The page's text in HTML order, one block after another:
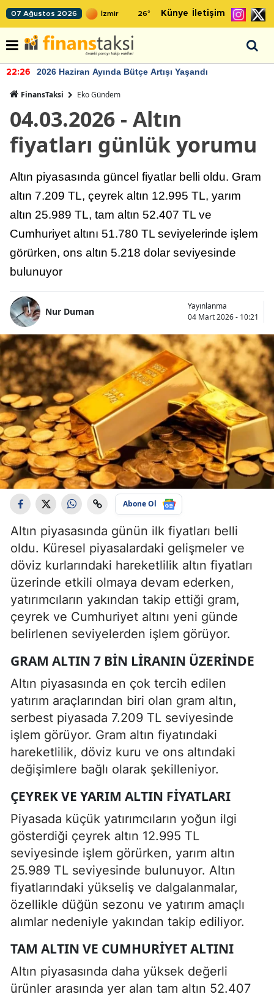
07 Ağustos 2026 26° Künye İletişim
22:26 2026 Haziran Ayında Bütçe Artışı Yaşandı
FinansTaksi Eko Gündem
04.03.2026 - Altın
fiyatları günlük yorumu
Altın piyasasında güncel fiyatlar belli oldu. Gram
altın 7.209 TL, çeyrek altın 12.995 TL, yarım
altın 25.989 TL, tam altın 52.407 TL ve
Cumhuriyet altını 51.780 TL seviyelerinde işlem
görürken, ons altın 5.218 dolar seviyesinde
bulunuyor
Nur Duman
Yayınlanma
04 Mart 2026 - 10:21
Abone Ol
Altın piyasasında günün ilk fiyatları belli
oldu. Küresel piyasalardaki gelişmeler ve
döviz kurlarındaki hareketlilik altın fiyatları
üzerinde etkili olmaya devam ederken,
yatırımcıların yakından takip ettiği gram,
çeyrek ve Cumhuriyet altını yeni günde
belirlenen seviyelerden işlem görüyor.
GRAM ALTIN 7 BIN LIRANIN ÜZERINDE
Altın piyasasında en çok tercih edilen
yatırım araçlarından biri olan gram altın,
serbest piyasada 7.209 TL seviyesinde
işlem görüyor. Gram altın fiyatındaki
hareketlilik, döviz kuru ve ons altındaki
değişimlere bağlı olarak şekilleniyor.
ÇEYREK VE YARIM ALTIN FIYATLARI
Piyasada küçük yatırımcıların yoğun ilgi
gösterdiği çeyrek altın 12.995 TL
seviyesinde işlem görürken, yarım altın
25.989 TL seviyesinde bulunuyor. Altın
fiyatlarındaki yükseliş ve dalgalanmalar,
özellikle düğün sezonu ve yatırım amaçlı
alımlar nedeniyle yakından takip ediliyor.
TAM ALTIN VE CUMHURIYET ALTINI
Altın piyasasında daha yüksek değerli
ürünler arasında yer alan tam altın 52.407